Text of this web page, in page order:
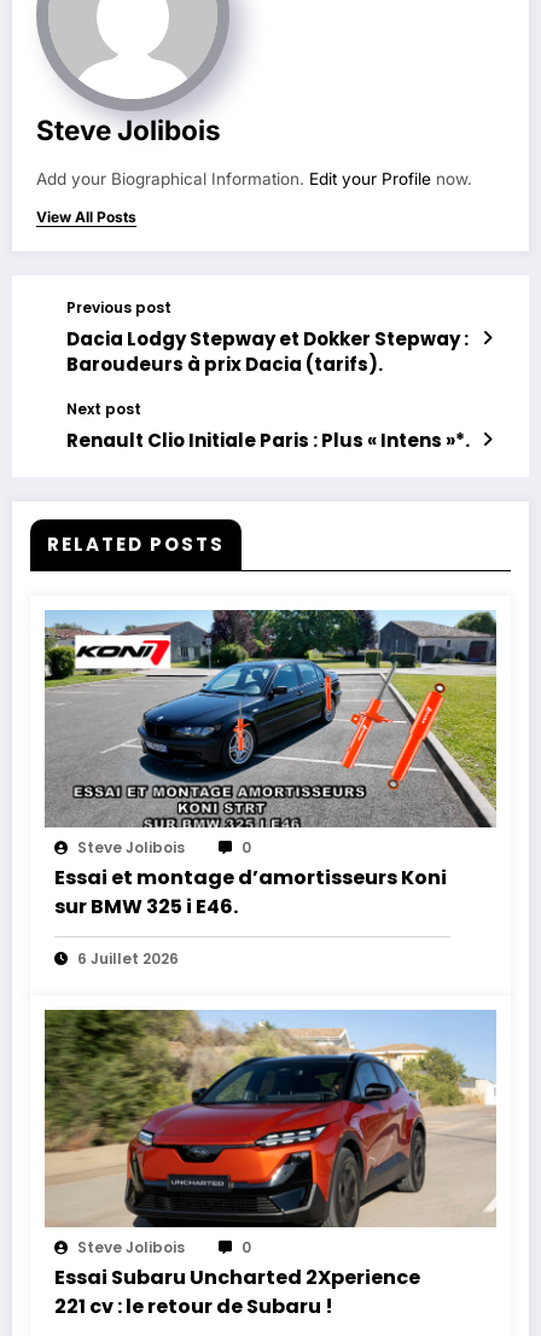
Steve Jolibois
Add your Biographical Information. Edit your Profile now.
View All Posts
Previous post
Dacia Lodgy Stepway et Dokker Stepway :
Baroudeurs à prix Dacia (tarifs).
Next post
Renault Clio Initiale Paris : Plus « Intens »*.
RELATED POSTS
Steve Jolibois 0
Essai et montage d’amortisseurs Koni
sur BMW 325 i E46.
6 Juillet 2026
Steve Jolibois 0
Essai Subaru Uncharted 2Xperience
221 cv : le retour de Subaru !